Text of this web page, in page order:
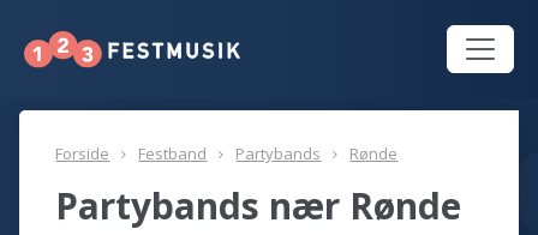
Forside Festband Partybands Rønde
Partybands nær Rønde